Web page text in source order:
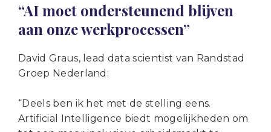
“AI moet ondersteunend blijven
aan onze werkprocessen”
David Graus, lead data scientist van Randstad
Groep Nederland:
“Deels ben ik het met de stelling eens.
Artificial Intelligence biedt mogelijkheden om